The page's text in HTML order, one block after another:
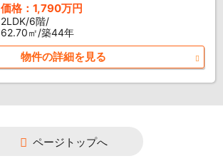
価格：1,790万円
2LDK/6階/
62.70㎡/築44年
物件の詳細を見る
ページトップへ